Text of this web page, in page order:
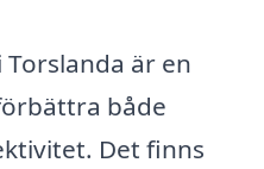
är en
både
Det finns